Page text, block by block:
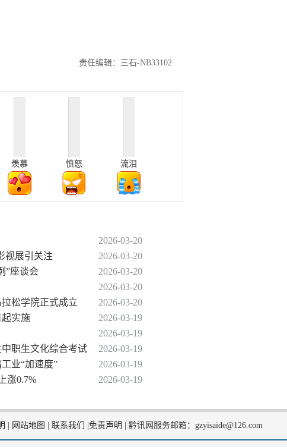
责任编辑：三石-NB33102
羡慕 愤怒 流泪
2026-03-20
视展引关注
2026-03-20
”座谈会
2026-03-20
2026-03-20
松学院正式成立
2026-03-20
起实施
2026-03-19
2026-03-19
职生文化综合考试
2026-03-19
业“加速度”
2026-03-19
涨0.7%
2026-03-19
网站地图 联系我们 免责声明 黔讯网服务邮箱：gzyisaide@126.com